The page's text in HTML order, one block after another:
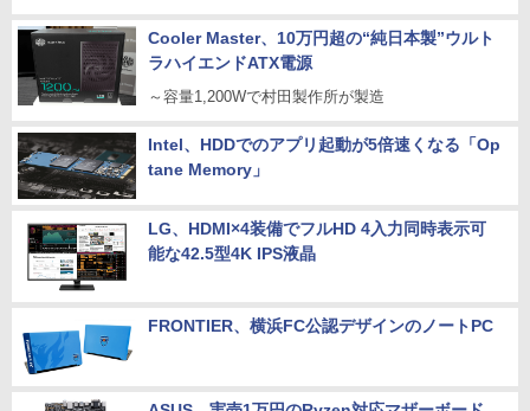
Cooler Master、10万円超の“純日本製”ウルト
ラハイエンドATX電源
～容量1,200Wで村田製作所が製造
Intel、HDDでのアプリ起動が5倍速くなる「Op
tane Memory」
LG、HDMI×4装備でフルHD 4入力同時表示可
能な42.5型4K IPS液晶
FRONTIER、横浜FC公認デザインのノートPC